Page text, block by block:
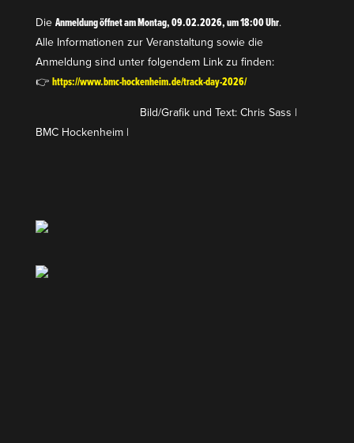
Die Anmeldung öffnet am Montag, 09.02.2026, um 18:00 Uhr.
Alle Infor­ma­tionen zur Veran­staltung sowie die
Anmeldung sind unter folgendem Link zu finden:
👉 https://www.bmc-hockenheim.de/track-day-2026/
Bild/Grafik und Text: Chris Sass |
BMC Hockenheim |